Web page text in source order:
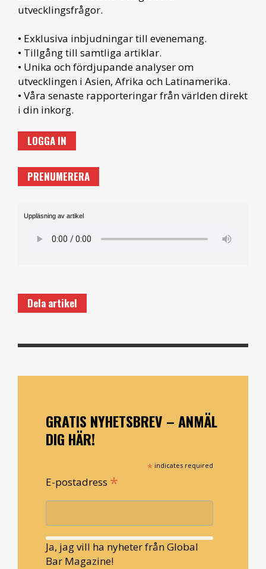
utvecklingsfrågor.
• Exklusiva inbjudningar till evenemang.
• Tillgång till samtliga artiklar.
• Unika och fördjupande analyser om
utvecklingen i Asien, Afrika och Latinamerika.
• Våra senaste rapporteringar från världen direkt
i din inkorg.
LOGGA IN
PRENUMERERA
Uppläsning av artikel
Dela artikel
GRATIS NYHETSBREV – ANMÄL
DIG HÄR!
* indicates required
E-postadress *
Ja, jag vill ha nyheter från Global
Bar Magazine!